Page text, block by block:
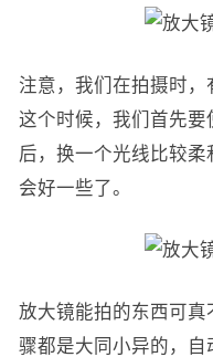
注意，我们在拍摄时，
这个时候，我们首先
后，换一个光线比较
会好一些了。
放大镜能拍的东西可
骤都是大同小异的，